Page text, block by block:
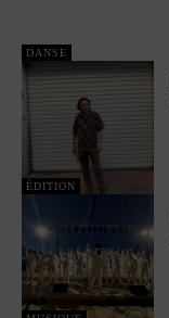
DANSE
ÉDITION